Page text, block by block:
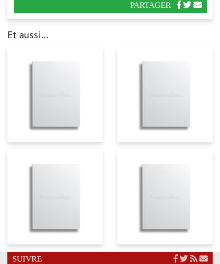
PARTAGER
Et aussi...
SUIVRE